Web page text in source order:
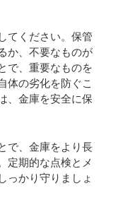
てください。保管
か、不要なものが
で、重要なものを
体の劣化を防ぐこ
、金庫を安全に保
で、金庫をより長
定期的な点検とメ
っかり守りましょ